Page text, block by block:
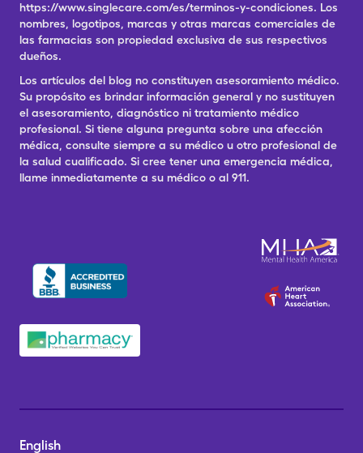
https://www.singlecare.com/es/terminos-y-condiciones. Los
nombres, logotipos, marcas y otras marcas comerciales de
las farmacias son propiedad exclusiva de sus respectivos
dueños.
Los artículos del blog no constituyen asesoramiento médico.
Su propósito es brindar información general y no sustituyen
el asesoramiento, diagnóstico ni tratamiento médico
profesional. Si tiene alguna pregunta sobre una afección
médica, consulte siempre a su médico u otro profesional de
la salud cualificado. Si cree tener una emergencia médica,
llame inmediatamente a su médico o al 911.
English